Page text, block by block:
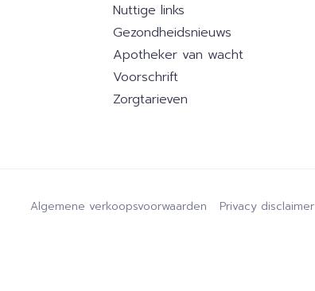
Nuttige links
Gezondheidsnieuws
Apotheker van wacht
Voorschrift
Zorgtarieven
Algemene verkoopsvoorwaarden Privacy disclaimer